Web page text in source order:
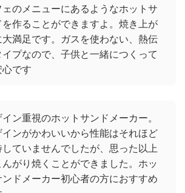
ェのメニューにあるようなホットサ
を作ることができますよ。焼き上が
大満足です。ガスを使わない、熱伝
プなので、子供と一緒につくって
心です
ン重視のホットサンドメーカー。
インがかわいいから性能はそれほど
ていませんでしたが、思った以上
んがり焼くことができました。ホッ
ンドメーカー初心者の方におすすめ